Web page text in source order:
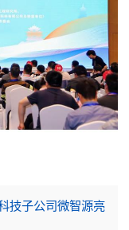
技子公司微智源亮